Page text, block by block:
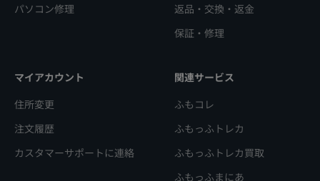
パソコン修理
返品・交換・返金
保証・修理
マイアカウント
住所変更
注文履歴
カスタマーサポートに連絡
関連サービス
ふもコレ
ふもっふトレカ
ふもっふトレカ買取
ふもっふまにあ